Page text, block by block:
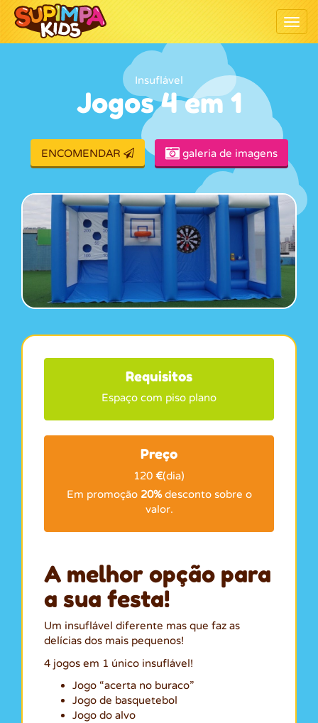
Insuflável
Jogos 4 em 1
ENCOMENDAR galeria de imagens
Requisitos
Espaço com piso plano
Preço
120 €(dia)
Em promoção 20%desconto sobre o
valor.
A melhor opção para
a sua festa!
Um insuflável diferente mas que faz as
delícias dos mais pequenos!
4 jogos em 1 único insuflável!
Jogo “acerta no buraco”
Jogo de basquetebol
Jogo do alvo